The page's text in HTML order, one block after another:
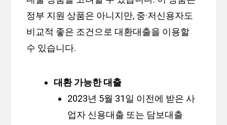
정부 지원 상품은 아니지만, 중·저신용자도
비교적 좋은 조건으로 대환대출을 이용할
수 있습니다.
대환 가능한 대출
2023년 5월 31일 이전에 받은 사
업자 신용대출 또는 담보대출